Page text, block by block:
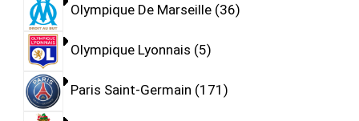
Olympique De Marseille 36
Olympique Lyonnais 5
Paris Saint-Germain 171